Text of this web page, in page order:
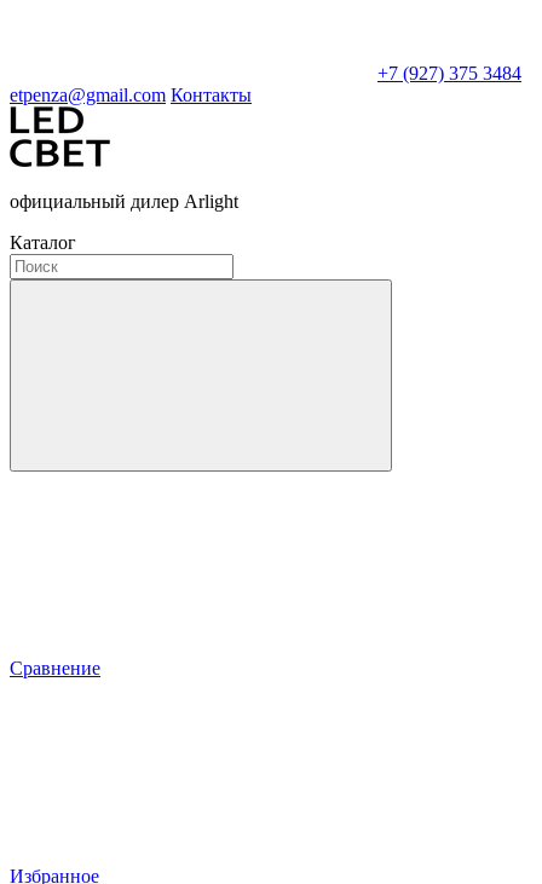
+7 (927) 375 3484
etpenza@gmail.com Контакты
официальный дилер Arlight
Каталог
Сравнение
Избранное